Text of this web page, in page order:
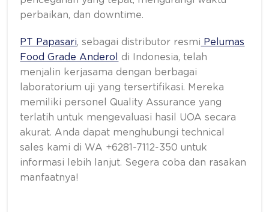
perbaikan, dan downtime.
PT Papasari, sebagai distributor resmi Pelumas
Food Grade Anderol
di Indonesia, telah
menjalin kerjasama dengan berbagai
laboratorium uji yang tersertifikasi. Mereka
memiliki personel Quality Assurance yang
terlatih untuk mengevaluasi hasil UOA secara
akurat. Anda dapat menghubungi technical
sales kami di WA +6281-7112-350 untuk
informasi lebih lanjut. Segera coba dan rasakan
manfaatnya!